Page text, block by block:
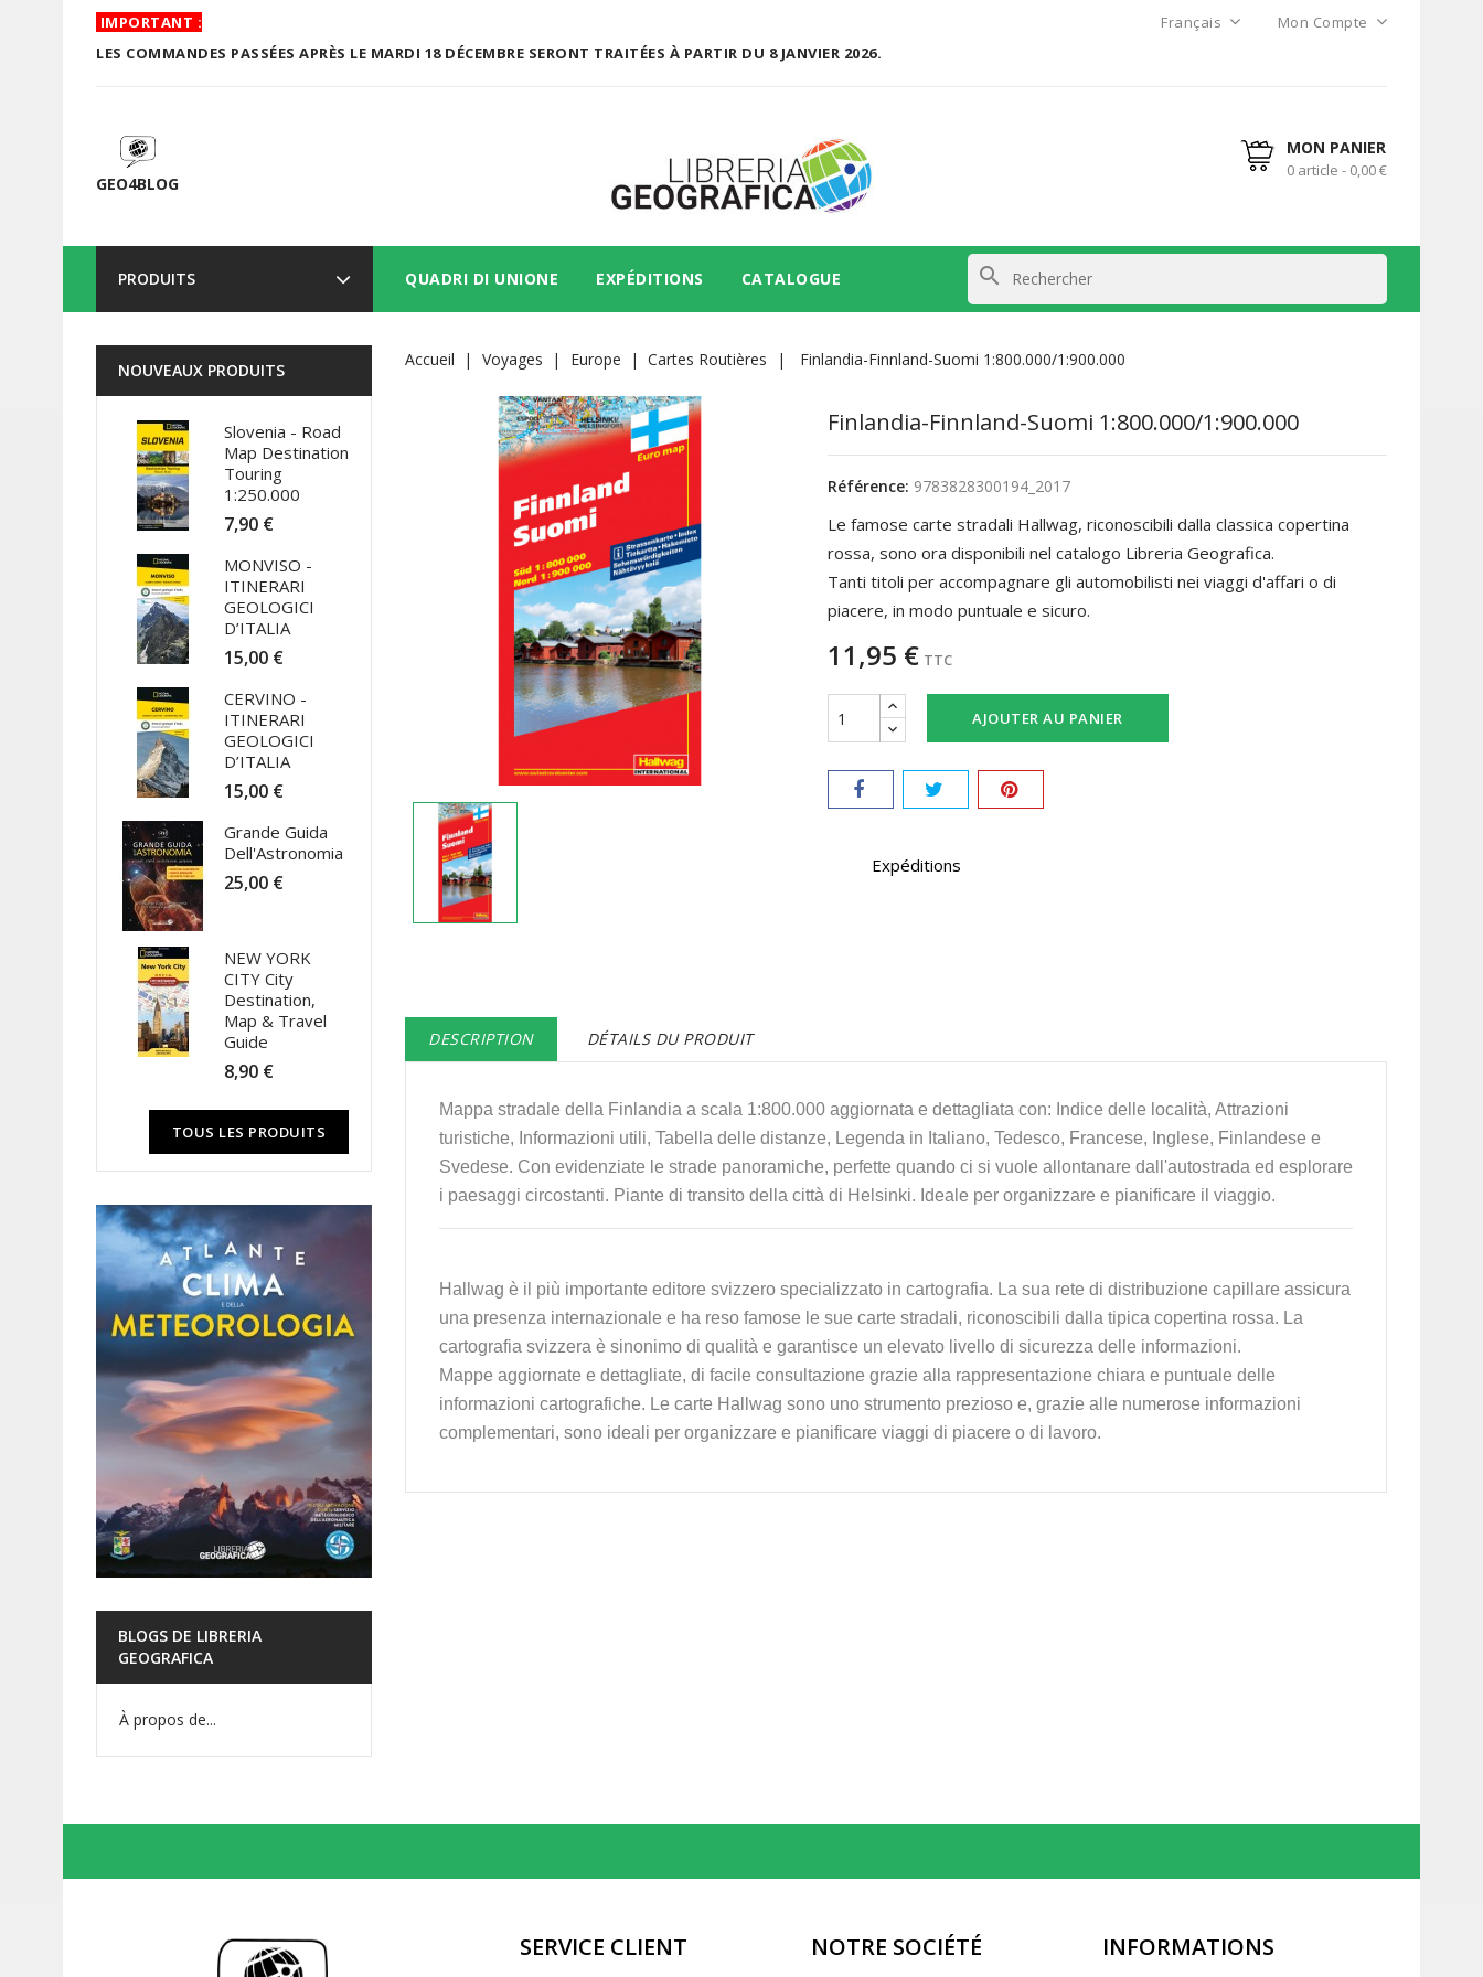
IMPORTANT :
LES COMMANDES PASSÉES APRÈS LE MARDI 18 DÉCEMBRE SERONT TRAITÉES À PARTIR DU 8 JANVIER 2026.
Français Mon Compte
GEO4BLOG
MON PANIER
0 article - 0,00 €
QUADRI DI UNIONE EXPÉDITIONS CATALOGUE
PRODUITS search
NOUVEAUX PRODUITS
Slovenia - Road
Map Destination
Touring
1:250.000
7,90 €
MONVISO -
ITINERARI
GEOLOGICI
D’ITALIA
15,00 €
CERVINO -
ITINERARI
GEOLOGICI
D’ITALIA
15,00 €
Grande Guida
Dell'Astronomia
25,00 €
NEW YORK
CITY City
Destination,
Map & Travel
Guide
8,90 €
TOUS LES PRODUITS
BLOGS DE LIBRERIA
GEOGRAFICA
À propos de...
Accueil Voyages Europe Cartes Routières Finlandia-Finnland-Suomi 1:800.000/1:900.000
Finlandia-Finnland-Suomi 1:800.000/1:900.000
Référence: 9783828300194_2017
Le famose carte stradali Hallwag, riconoscibili dalla classica copertina
rossa, sono ora disponibili nel catalogo Libreria Geografica.
Tanti titoli per accompagnare gli automobilisti nei viaggi d'affari o di
piacere, in modo puntuale e sicuro.
11,95 € TTC
AJOUTER AU PANIER
Expéditions
DESCRIPTION DÉTAILS DU PRODUIT
Mappa stradale della Finlandia a scala 1:800.000 aggiornata e dettagliata con: Indice delle località, Attrazioni
turistiche, Informazioni utili, Tabella delle distanze, Legenda in Italiano, Tedesco, Francese, Inglese, Finlandese e
Svedese. Con evidenziate le strade panoramiche, perfette quando ci si vuole allontanare dall'autostrada ed esplorare
i paesaggi circostanti. Piante di transito della città di Helsinki. Ideale per organizzare e pianificare il viaggio.
Hallwag è il più importante editore svizzero specializzato in cartografia. La sua rete di distribuzione capillare assicura
una presenza internazionale e ha reso famose le sue carte stradali, riconoscibili dalla tipica copertina rossa. La
cartografia svizzera è sinonimo di qualità e garantisce un elevato livello di sicurezza delle informazioni.
Mappe aggiornate e dettagliate, di facile consultazione grazie alla rappresentazione chiara e puntuale delle
informazioni cartografiche. Le carte Hallwag sono uno strumento prezioso e, grazie alle numerose informazioni
complementari, sono ideali per organizzare e pianificare viaggi di piacere o di lavoro.
SERVICE CLIENT NOTRE SOCIÉTÉ INFORMATIONS